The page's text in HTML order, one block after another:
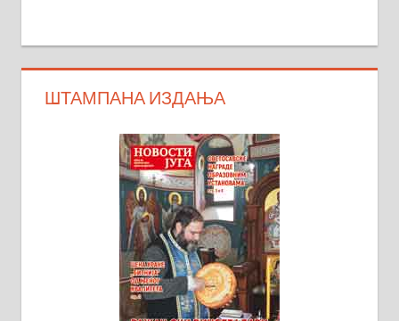
ШТАМПАНА ИЗДАЊА